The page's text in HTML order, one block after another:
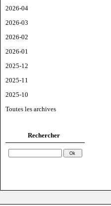
2026-04
2026-03
2026-02
2026-01
2025-12
2025-11
2025-10
Toutes les archives
Rechercher